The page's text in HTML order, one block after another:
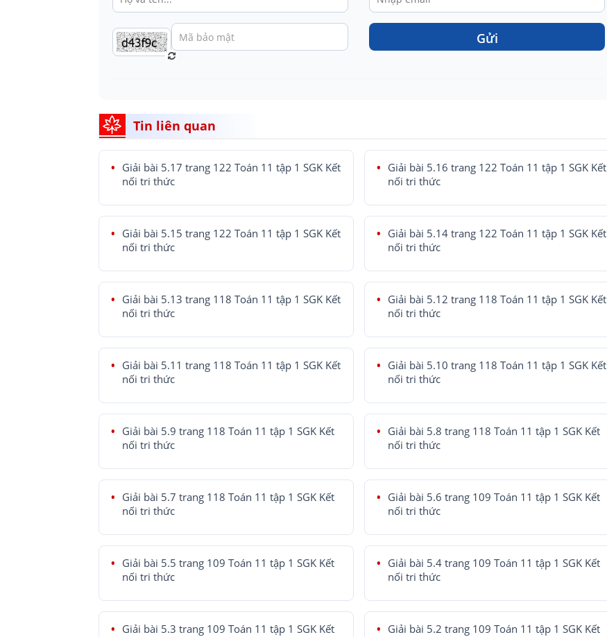
Gửi
Tin liên quan
Giải bài 5.17 trang 122 Toán 11 tập 1 SGK Kết
nối tri thức
Giải bài 5.16 trang 122 Toán 11 tập 1 SGK Kết
nối tri thức
Giải bài 5.15 trang 122 Toán 11 tập 1 SGK Kết
nối tri thức
Giải bài 5.14 trang 122 Toán 11 tập 1 SGK Kết
nối tri thức
Giải bài 5.13 trang 118 Toán 11 tập 1 SGK Kết
nối tri thức
Giải bài 5.12 trang 118 Toán 11 tập 1 SGK Kết
nối tri thức
Giải bài 5.11 trang 118 Toán 11 tập 1 SGK Kết
nối tri thức
Giải bài 5.10 trang 118 Toán 11 tập 1 SGK Kết
nối tri thức
Giải bài 5.9 trang 118 Toán 11 tập 1 SGK Kết
nối tri thức
Giải bài 5.8 trang 118 Toán 11 tập 1 SGK Kết
nối tri thức
Giải bài 5.7 trang 118 Toán 11 tập 1 SGK Kết
nối tri thức
Giải bài 5.6 trang 109 Toán 11 tập 1 SGK Kết
nối tri thức
Giải bài 5.5 trang 109 Toán 11 tập 1 SGK Kết
nối tri thức
Giải bài 5.4 trang 109 Toán 11 tập 1 SGK Kết
nối tri thức
Giải bài 5.3 trang 109 Toán 11 tập 1 SGK Kết
Giải bài 5.2 trang 109 Toán 11 tập 1 SGK Kết